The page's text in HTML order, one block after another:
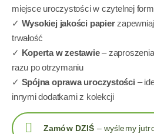
miejsce uroczystości w czytelnej
✓ Wysokiej jakości papier
trwałość
✓
Koperta w zestawie–
razu po otrzymaniu
✓ Spójna oprawa uroczystości –
innymi dodatkami z kolekcji
Zamów DZIŚ – wyślemy